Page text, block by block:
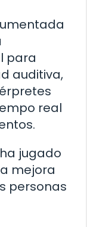
para
auditiva,
real
jugado
mejora
personas